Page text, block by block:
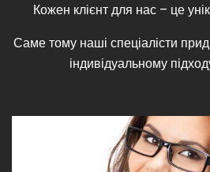
Кожен клієнт для нас – це
Саме тому наші спеціалісти
індивідуальному